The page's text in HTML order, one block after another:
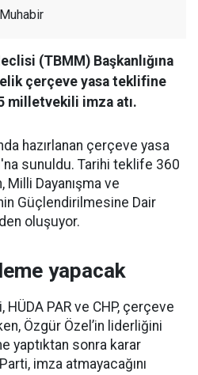
Muhabir
(TBMM) Başkanlığına
çerçeve yasa teklifine
milletvekili imza atı.
hazırlanan çerçeve yasa
sunuldu. Tarihi teklife 360
Dayanışma ve
Güçlendirilmesine Dair
oluşuyor.
yapacak
HÜDA PAR ve CHP, çerçeve
Özgür Özel’in liderliğini
yaptıktan sonra karar
imza atmayacağını